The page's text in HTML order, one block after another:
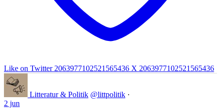
Like on Twitter 2063977102521565436 X 2063977102521565436
Litteratur & Politik @littpolitik ·
2 jun